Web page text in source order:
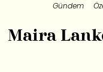
Gündem
Maira